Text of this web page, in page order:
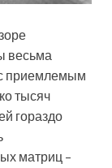
весьма
приемлемым
тысяч
гораздо
матриц –